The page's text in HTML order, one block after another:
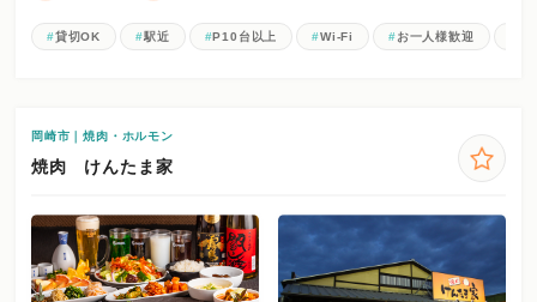
貸切OK 駅近 P10台以上 Wi-Fi お一人様歓迎
岡崎市｜焼肉・ホルモン
焼肉 けんたま家